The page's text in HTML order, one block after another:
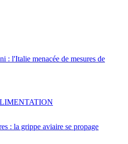
: l'Italie menacée de mesures de
: la grippe aviaire se propage